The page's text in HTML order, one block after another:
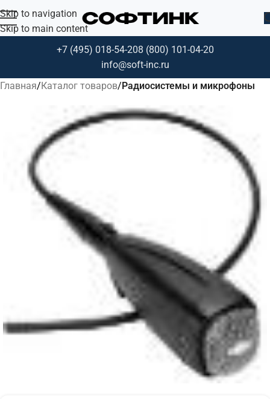
Skip to navigation
Skip to main content
+7 (495) 018-54-208 (800) 101-04-20
info@soft-inc.ru
Главная Каталог товаров Радиосистемы и микрофоны